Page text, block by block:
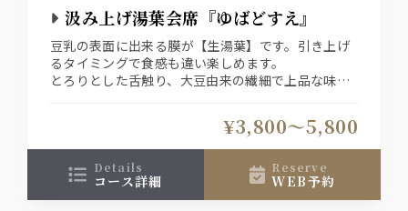
汲み上げ湯葉会席『ゆばどすえ』
豆乳の表面に出来る膜が【生湯葉】です。引き上げ
るタイミングで食感も違い楽しめます。
とろりとした舌触り、大豆由来の繊細で上品な味わ
て出汁醤油や、特製餡などでお召し上がり頂きま
す。
コースによりメインがお選びいただけます。
※お昼のご利用と飲み放題(1,800円)は、前日迄のご
予約で承っております
¥3,800〜5,800
details
コース詳細
reserve
WEB予約